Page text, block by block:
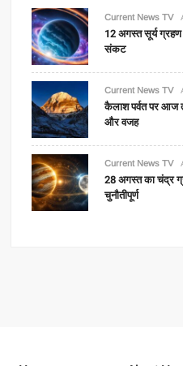
Current News TV
12 अगस्त सूर्य ग्रहण
संकट
Current News TV
कैलाश पर्वत पर आज
और वजह
Current News TV
28 अगस्त का चंद्र
चुनौतीपूर्ण